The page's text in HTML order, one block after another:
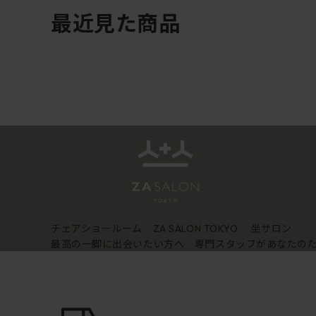
最近見た商品
チェアショールーム ZA SALON TOKYO
坐サロン
最高の一脚に出会いたい方へ 専門スタッフがあなたの